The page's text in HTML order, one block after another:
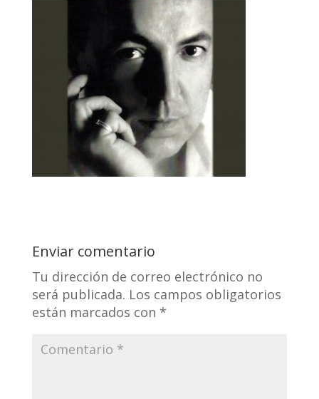
Enviar comentario
Tu dirección de correo electrónico no
será publicada. Los campos obligatorios
están marcados con *